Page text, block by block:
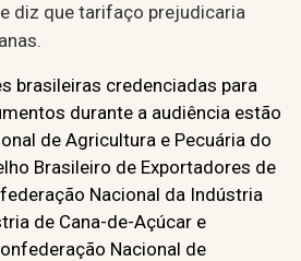
diz que tarifaço prejudicaria
brasileiras credenciadas para
durante a audiência estão
de Agricultura e Pecuária do
Brasileiro de Exportadores de
Nacional da Indústria
de Cana-de-Açúcar e
Nacional de